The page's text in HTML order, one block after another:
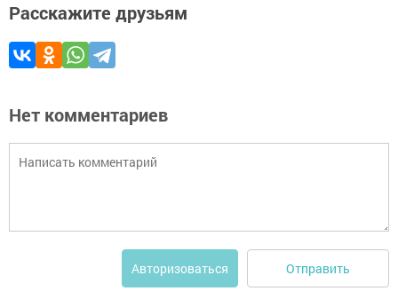
Расскажите друзьям
Нет комментариев
Авторизоваться Отправить